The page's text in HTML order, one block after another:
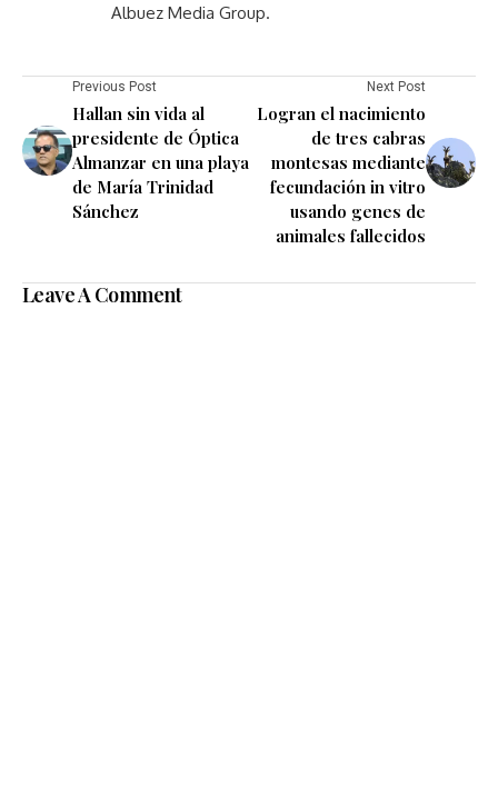
Albuez Media Group.
Previous Post
Hallan sin vida al
presidente de Óptica
Almanzar en una playa
de María Trinidad
Sánchez
Next Post
Logran el nacimiento
de tres cabras
montesas mediante
fecundación in vitro
usando genes de
animales fallecidos
Leave A Comment